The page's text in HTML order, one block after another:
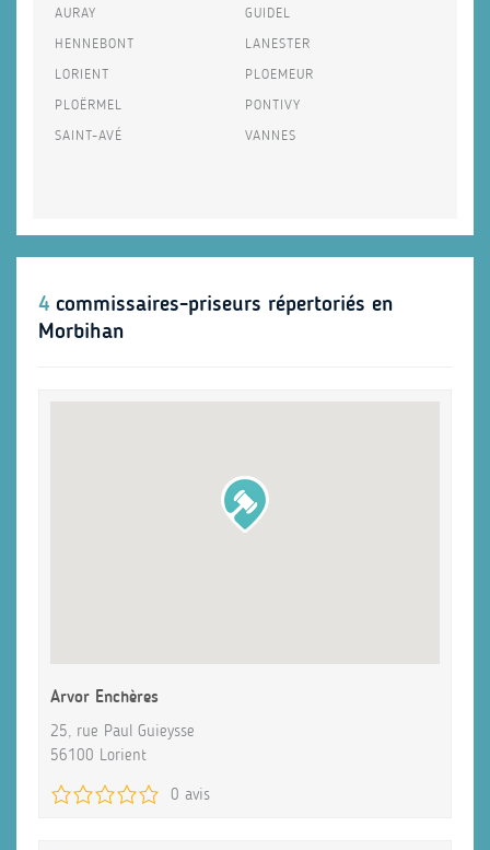
AURAY
GUIDEL
HENNEBONT
LANESTER
LORIENT
PLOEMEUR
PLOËRMEL
PONTIVY
SAINT-AVÉ
VANNES
4 commissaires-priseurs répertoriés en
Morbihan
Arvor Enchères
25, rue Paul Guieysse
56100 Lorient
0 avis